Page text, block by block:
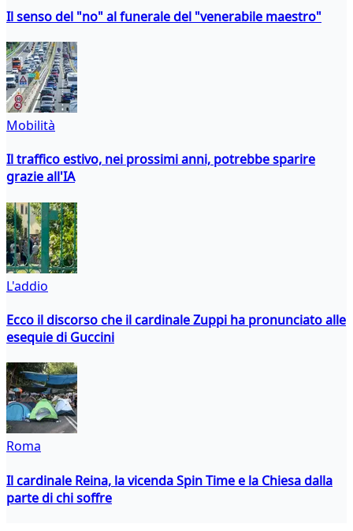
Il senso del "no" al funerale del "venerabile maestro"
Mobilità
Il traffico estivo, nei prossimi anni, potrebbe sparire
grazie all'IA
L'addio
Ecco il discorso che il cardinale Zuppi ha pronunciato alle
esequie di Guccini
Roma
Il cardinale Reina, la vicenda Spin Time e la Chiesa dalla
parte di chi soffre